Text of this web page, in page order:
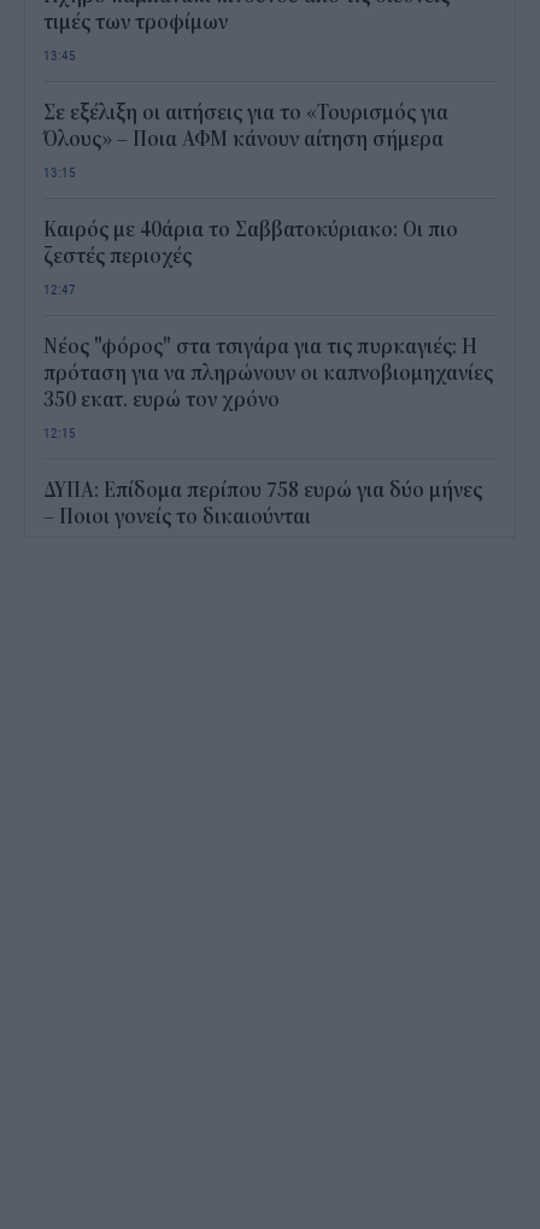
τιμές των τροφίμων
13:45
Σε εξέλιξη οι αιτήσεις για το «Τουρισμός για
Όλους» – Ποια ΑΦΜ κάνουν αίτηση σήμερα
13:15
Καιρός με 40άρια το Σαββατοκύριακο: Οι πιο
ζεστές περιοχές
12:47
Νέος "φόρος" στα τσιγάρα για τις πυρκαγιές: Η
πρόταση για να πληρώνουν οι καπνοβιομηχανίες
350 εκατ. ευρώ τον χρόνο
12:15
ΔΥΠΑ: Επίδομα περίπου 758 ευρώ για δύο μήνες
– Ποιοι γονείς το δικαιούνται